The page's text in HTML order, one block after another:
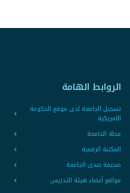
الروابط الهامة
تسجيل الجامعة لدى موقع الحكومة
الامريكية
مجلة الجامعة
المكتبة الرقمية
صحيفة صدى الجامعة
مواقع أعضاء هيئة التدريس